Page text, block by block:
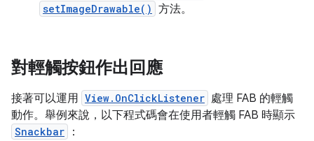
setImageDrawable() 方法。
對輕觸按鈕作出回應
接著可以運用 View.OnClickListener 處理 FAB 的輕觸
動作。舉例來說，以下程式碼會在使用者輕觸 FAB 時顯示
Snackbar ：